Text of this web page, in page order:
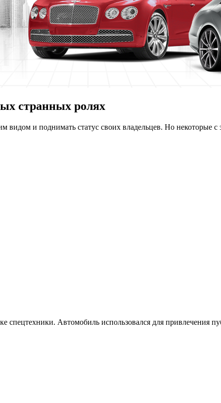
странных ролях
видом и поднимать статус своих владельцев. Но некоторые
спецтехники. Автомобиль использовался для привлечения